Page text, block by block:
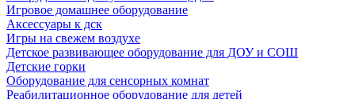
Игровое домашнее оборудование
Аксессуары к дск
Игры на свежем воздухе
Детское развивающее оборудование для ДОУ и СОШ
Детские горки
Оборудование для сенсорных комнат
Реабилитационное оборудование для детей